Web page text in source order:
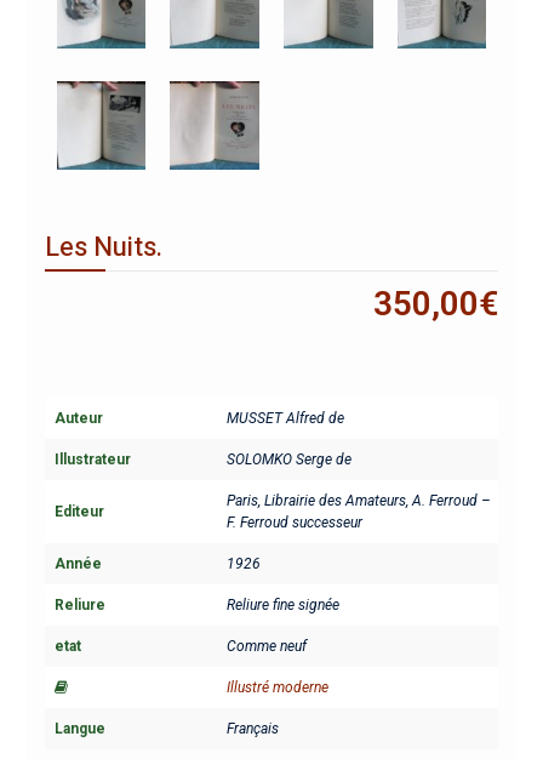
Les Nuits.
350,00€
Auteur MUSSET Alfred de
Illustrateur SOLOMKO Serge de
Editeur
Paris, Librairie des Amateurs, A. Ferroud –
F. Ferroud successeur
Année 1926
Reliure Reliure fine signée
etat Comme neuf
Illustré moderne
Langue Français